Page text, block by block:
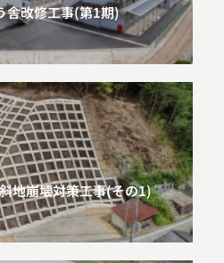
舎改修工事(第1期)
地崩壊対策工事(その1)